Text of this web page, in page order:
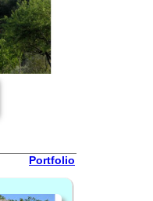
Portfolio